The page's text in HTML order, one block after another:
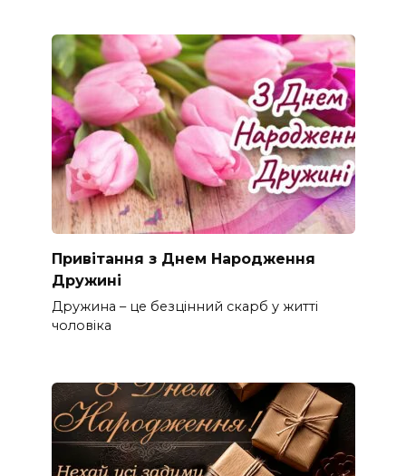
Привітання з Днем Народження
Дружині
Дружина – це безцінний скарб у житті
чоловіка